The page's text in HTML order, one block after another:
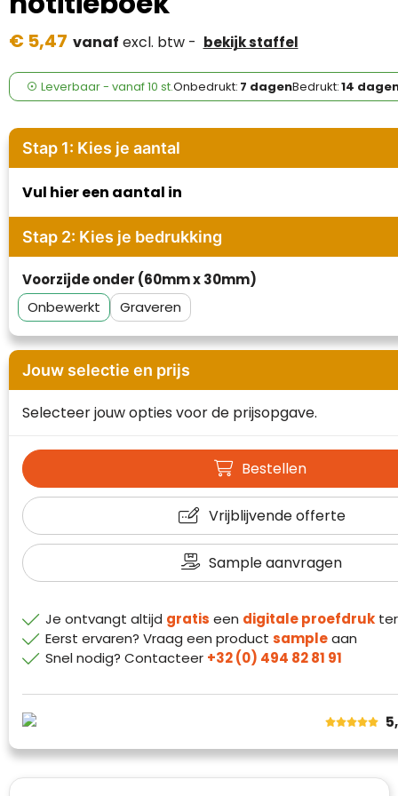
Fresh 'n Rebel
GolfOriginals
James Harvest
Kingcap
Moleskine
MyKit
Ocean Bottle
Parker
Waterman
€ 5,47 vanaf excl. btw - bekijk staffel
Leverbaar- vanaf10 st.Onbedrukt: 7 dagenBedrukt:14
Stap 1: Kies je aantal
Vul hier een aantal in
Stap 2: Kies je bedrukking
Voorzijde onder (60mm x 30mm)
Onbewerkt
Graveren
Jouw selectie en prijs
Selecteer jouw opties voor de prijsopgave.
Bestellen
Vrijblijvende offerte
Sample aanvragen
Je ontvangt altijd gratis een digitale proefdrukter
Eerst ervaren? Vraag een product sampleaan
Snel nodig? Contacteer +32 (0) 494 82 81 91
Klantenbeoordelingen laten zien hoe een
website in het algemeen aan de behoeften